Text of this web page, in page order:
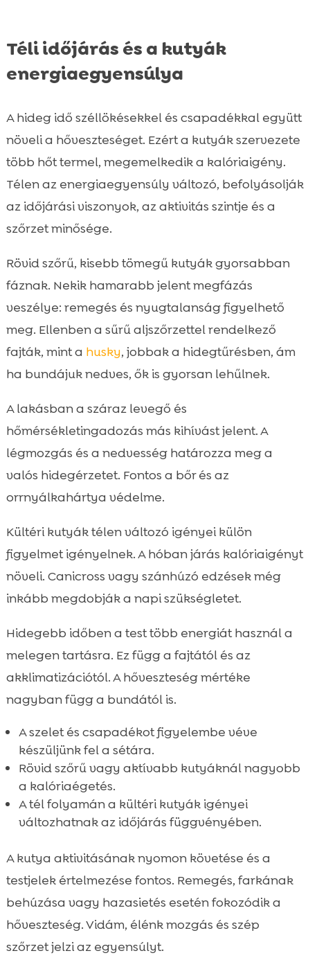
Téli időjárás és a kutyák
energiaegyensúlya
A hideg idő széllökésekkel és csapadékkal együtt
növeli a hőveszteséget. Ezért a kutyák szervezete
több hőt termel, megemelkedik a kalóriaigény.
Télen az energiaegyensúly változó, befolyásolják
az időjárási viszonyok, az aktivitás szintje és a
szőrzet minősége.
Rövid szőrű, kisebb tömegű kutyák gyorsabban
fáznak. Nekik hamarabb jelent megfázás
veszélye: remegés és nyugtalanság figyelhető
meg. Ellenben a sűrű aljszőrzettel rendelkező
fajták, mint a husky, jobbak a hidegtűrésben, ám
ha bundájuk nedves, ők is gyorsan lehűlnek.
A lakásban a száraz levegő és
hőmérsékletingadozás más kihívást jelent. A
légmozgás és a nedvesség határozza meg a
valós hidegérzetet. Fontos a bőr és az
orrnyálkahártya védelme.
Kültéri kutyák télen változó igényei külön
figyelmet igényelnek. A hóban járás kalóriaigényt
növeli. Canicross vagy szánhúzó edzések még
inkább megdobják a napi szükségletet.
Hidegebb időben a test több energiát használ a
melegen tartásra. Ez függ a fajtától és az
akklimatizációtól. A hőveszteség mértéke
nagyban függ a bundától is.
A szelet és csapadékot figyelembe véve
készüljünk fel a sétára.
Rövid szőrű vagy aktívabb kutyáknál nagyobb
a kalóriaégetés.
A tél folyamán a kültéri kutyák igényei
változhatnak az időjárás függvényében.
A kutya aktivitásának nyomon követése és a
testjelek értelmezése fontos. Remegés, farkának
behúzása vagy hazasietés esetén fokozódik a
hőveszteség. Vidám, élénk mozgás és szép
szőrzet jelzi az egyensúlyt.